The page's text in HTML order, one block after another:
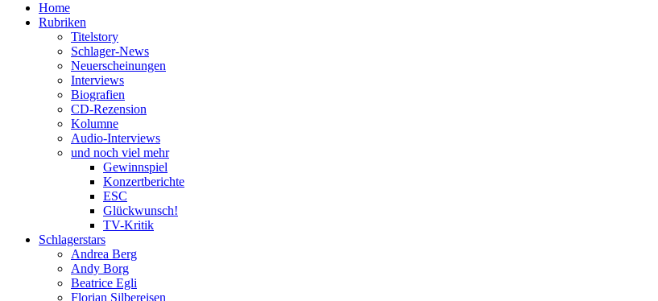
Home
Rubriken
Titelstory
Schlager-News
Neuerscheinungen
Interviews
Biografien
CD-Rezension
Kolumne
Audio-Interviews
und noch viel mehr
Gewinnspiel
Konzertberichte
ESC
Glückwunsch!
TV-Kritik
Schlagerstars
Andrea Berg
Andy Borg
Beatrice Egli
Florian Silbereisen